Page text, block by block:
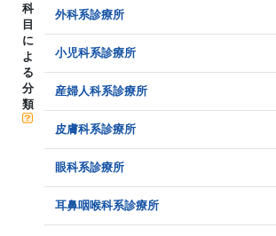
科
目
に
よ
る
分
類
外科系診療所
小児科系診療所
産婦人科系診療所
皮膚科系診療所
眼科系診療所
耳鼻咽喉科系診療所